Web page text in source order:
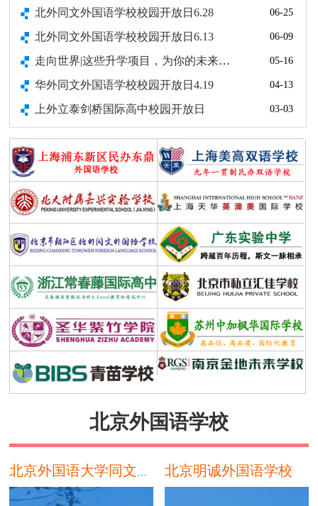
北外同文外国语学校校园开放日6.28 06-25
北外同文外国语学校校园开放日6.13 06-09
走向世界|这些升学项目，为你的未来打开N种可能(北外同文外国语学 05-16
华外同文外国语学校校园开放日4.19 04-13
上外立泰剑桥国际高中校园开放日 03-03
上外立泰剑桥NEC战报速递：全国金奖!区域最高分!恭喜这些同学~ 01-05
北京外国语大学同文外国语学校校园开放日2025年12月14日 12-05
北外专栏 | 北外国社科项目+18! 10-11
北外专栏 | 北外两大案例入选中国特色新型智库建设十年回顾参考案 09-29
北外同文外国语学校Summer Camp|多元课程有序开展，夏令营欢乐时 08-27
上海诺美学校校园开放日2025年6月8日 06-04
北外同文外国语学校家长心理工作坊 | 聚焦人际关系，破解青春期社 05-06
华外同文外国语学校招生年级及学费 04-28
北京外国语学校
北京明诚外国语学校